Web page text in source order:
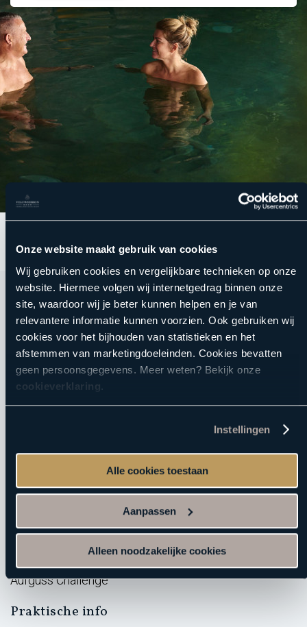
Onze website maakt gebruik van cookies
Wij gebruiken cookies en vergelijkbare technieken op onze
website. Hiermee volgen wij internetgedrag binnen onze
site, waardoor wij je beter kunnen helpen en je van
relevantere informatie kunnen voorzien. Ook gebruiken wij
cookies voor het bijhouden van statistieken en het
afstemmen van marketingdoeleinden. Cookies bevatten
geen persoonsgegevens. Meer weten? Bekijk onze
cookieverklaring.
Instellingen
Alle cookies toestaan
Aanpassen
Alleen noodzakelijke cookies
Direct naar
Sauna
Saunabon
Vacatures
Massage opleidingen
Wellness Giftcard
Aufguss Challenge
Praktische info